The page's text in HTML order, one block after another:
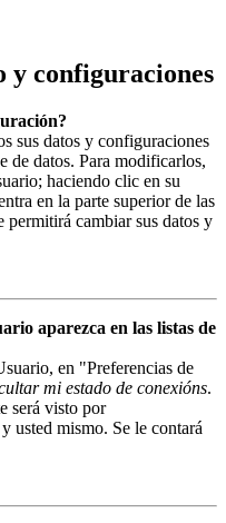
y configuraciones
sus datos y configuraciones
de datos. Para modificarlos,
haciendo clic en su
en la parte superior de las
permitirá cambiar sus datos y
aparezca en las listas de
en "Preferencias de
mi estado de conexións.
será visto por
usted mismo. Se le contará